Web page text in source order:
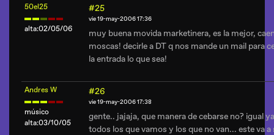
50el25
alta:02/05/06
#25
vie 19-may-2006 17:36
muy buena movida marketinera, es la mejor,
moscas! decirle a DT q nos mande un mail para
la entrada lo que sea!
Andres W
músico
alta:03/10/05
#26
vie 19-may-2006 17:38
gente.. jajaja, que manera de cebarse no? igual
todos los que vamos y los que no van... este va a